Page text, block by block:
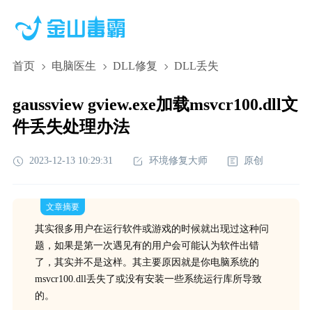
首页 电脑医生 DLL修复 DLL丢失
gaussview gview.exe加载msvcr100.dll文
件丢失处理办法
2023-12-13 10:29:31 环境修复大师 原创
文章摘要
其实很多用户在运行软件或游戏的时候就出现过这种问
题，如果是第一次遇见有的用户会可能认为软件出错
了，其实并不是这样。其主要原因就是你电脑系统的
msvcr100.dll丢失了或没有安装一些系统运行库所导致
的。